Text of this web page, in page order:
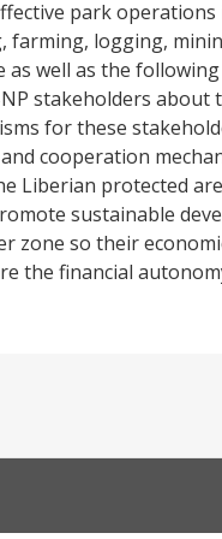
park
logging,
well as the
stakeholders
for these
cooperation
Liberian protected
sustainable
zone so their
the financial